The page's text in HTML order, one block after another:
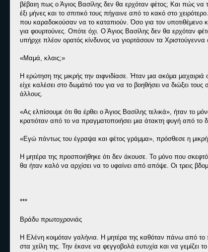
βέβαιη πως ο Άγιος Βασίλης δεν θα ερχόταν φέτος; Και πώς
έξι μήνες και το σπιτικό τους πήγαινε από το κακό στο
που καραδοκούσαν να το καταπιούν. Όσο για τον υποτιθέμενο
για φουρτούνες. Οπότε όχι. Ο Άγιος Βασίλης δεν θα ερχόταν
υπήρχε πλέον ορατός κίνδυνος να γιορτάσουν τα Χριστούγεννα
«Μαμά, κλαις;»
Η ερώτηση της μικρής την αιφνιδίασε. Ήταν μια ακόμα
είχε καλέσει στο δωμάτιό του για να το βοηθήσει να διώξει
άλλους.
«Ας ελπίσουμε ότι θα έρθει ο Άγιος Βασίλης τελικά», ήταν το
κρατιόταν από το να πραγματοποιήσει μια άτακτη φυγή από το
«Εγώ πάντως του έγραψα και φέτος γράμμα», πρόσθεσε η
Η μητέρα της προσποιήθηκε ότι δεν άκουσε. Το μόνο που
θα ήταν καλό να αρχίσει να το υφαίνει από απόψε. Οι τρεις
***
Βράδυ πρωτοχρονιάς
Η Ελένη κοιμόταν γαλήνια. Η μητέρα της καθόταν πάνω από το
στα χείλη της. Την έκανε να φεγγοβολά ευτυχία και να γεμίζει